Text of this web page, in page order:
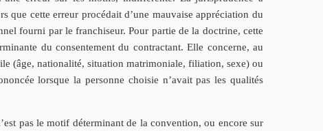
que cette erreur procédait d’une mauvaise appréciation du
fourni par le franchiseur. Pour partie de la doctrine, cette
du consentement du contractant. Elle concerne, au
(âge, nationalité, situation matrimoniale, filiation, sexe) ou
lorsque la personne choisie n’avait pas les qualités
pas le motif déterminant de la convention, ou encore sur